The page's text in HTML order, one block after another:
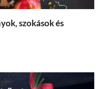
szokások és